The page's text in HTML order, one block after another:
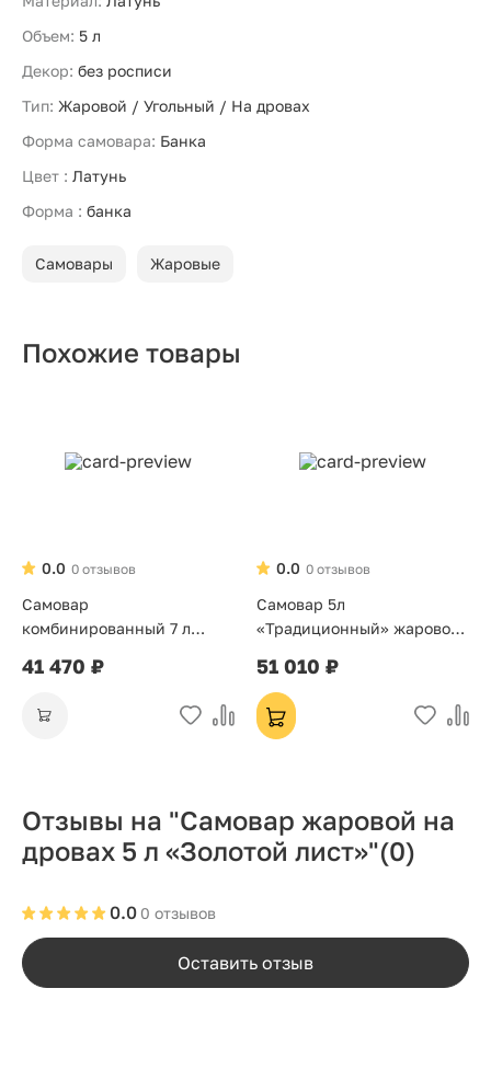
Объем: 5 л
Декор: без росписи
Тип: Жаровой / Угольный / На дровах
Форма самовара: Банка
Цвет : Латунь
Форма : банка
Самовары Жаровые
Похожие товары
0 отзывов
0.0
Самовар
комбинированный 7 л
41 470 ₽
0 отзывов
0.0
Самовар 5л
«Традиционный» жаровой
51 010 ₽
Отзывы на "Самовар жаровой на
дровах 5 л «Золотой лист»"(0)
0 отзывов
0.0
Оставить отзыв